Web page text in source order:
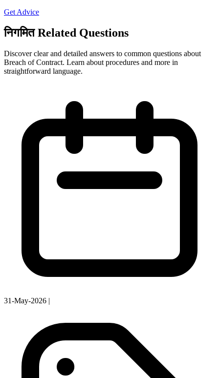
Get Advice
निगमित Related Questions
Discover clear and detailed answers to common questions about
Breach of Contract. Learn about procedures and more in
straightforward language.
31-May-2026 |